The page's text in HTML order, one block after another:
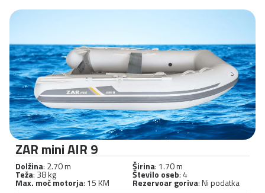
ZAR mini AIR 9
Dolžina: 2.70 m Širina: 1.70 m
Teža: 38 kg Število oseb: 4
Max. moč motorja: 15 KM Rezervoar goriva: Ni podatka